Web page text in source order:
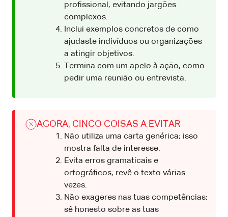
profissional, evitando jargões
complexos.
Inclui exemplos concretos de como
ajudaste indivíduos ou organizações
a atingir objetivos.
Termina com um apelo à ação, como
pedir uma reunião ou entrevista.
AGORA, CINCO COISAS A EVITAR
Não utiliza uma carta genérica; isso
mostra falta de interesse.
Evita erros gramaticais e
ortográficos; revê o texto várias
vezes.
Não exageres nas tuas competências;
sê honesto sobre as tuas